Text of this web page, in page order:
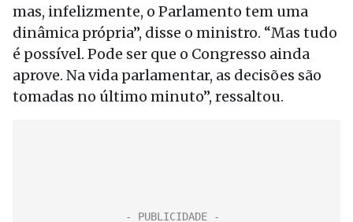
mas, infelizmente, o Parlamento tem uma
dinâmica própria”, disse o ministro. “Mas tudo
é possível. Pode ser que o Congresso ainda
aprove. Na vida parlamentar, as decisões são
tomadas no último minuto”, ressaltou.